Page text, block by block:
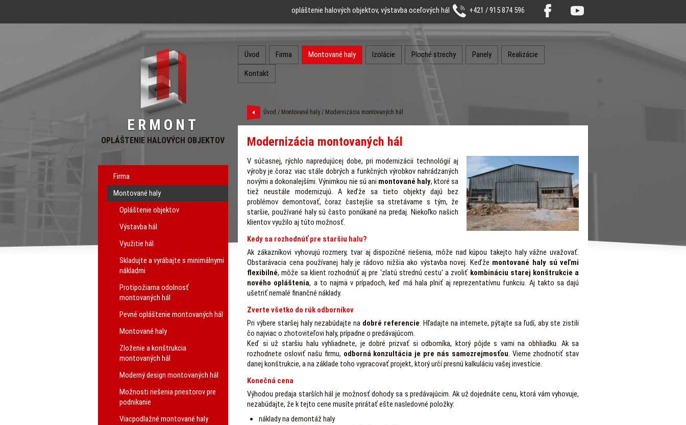
opláštenie halových objektov, výstavba oceľových hál +421 / 915 874 596
ERMONT
OPLÁŠTENIE HALOVÝCH OBJEKTOV
Firma
Montované haly
Opláštenie objektov
Výstavba hál
Využitie hál
Skladujte a vyrábajte s minimálnymi
nákladmi
Protipožiarna odolnosť
montovaných hál
Pevné opláštenie montovaných hál
Montované haly
Zloženie a konštrukcia
montovaných hál
Moderný design montovaných hál
Možnosti riešenia priestorov pre
podnikanie
Viacpodlažné montované haly
Úvod Firma Montované haly Izolácie Ploché strechy Panely Realizácie
Kontakt
Úvod / Montované haly / Modernizácia montovaných hál
Modernizácia montovaných hál
V súčasnej, rýchlo napredujúcej dobe, pri modernizácii technológií aj
výroby je čoraz viac stále dobrých a funkčných výrobkov nahrádzaných
novými a dokonalejšími. Výnimkou nie sú ani montované haly, ktoré sa
tiež neustále modernizujú. A keďže sa tieto objekty dajú bez
problémov demontovať, čoraz častejšie sa stretávame s tým, že
staršie, používané haly sú často ponúkané na predaj. Niekoľko našich
klientov využilo aj túto možnosť.
Kedy sa rozhodnúť pre staršiu halu?
Ak zákazníkovi vyhovujú rozmery, tvar aj dispozičné riešenia, môže nad kúpou takejto haly vážne uvažovať.
Obstarávacia cena používanej haly je rádovo nižšia ako výstavba novej. Keďže montované haly sú veľmi
flexibilné, môže sa klient rozhodnúť aj pre 'zlatú strednú cestu' a zvoliť kombináciu starej konštrukcie a
nového opláštenia, a to najmä v prípadoch, keď má hala plniť aj reprezentatívnu funkciu. Aj takto sa dajú
ušetriť nemalé finančné náklady.
Zverte všetko do rúk odborníkov
Pri výbere staršej haly nezabúdajte na dobré referencie. Hľadajte na internete, pýtajte sa ľudí, aby ste zistili
čo najviac o zhotoviteľovi haly, prípadne o predávajúcom.
Keď si už staršiu halu vyhliadnete, je dobré prizvať si odborníka, ktorý pôjde s vami na obhliadku. Ak sa
rozhodnete osloviť našu firmu, odborná konzultácia je pre nás samozrejmosťou. Vieme zhodnotiť stav
danej konštrukcie, a na základe toho vypracovať projekt, ktorý určí presnú kalkuláciu vašej investície.
Konečná cena
Výhodou predaja starších hál je možnosť dohody sa s predávajúcim. Ak už dojednáte cenu, ktorá vám vyhovuje,
nezabúdajte, že k tejto cene musíte prirátať ešte nasledovné položky:
náklady na demontáž haly